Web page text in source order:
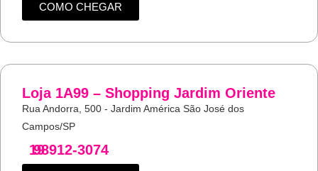
COMO CHEGAR
Loja 1A99 – Shopping Jardim Oriente
Rua Andorra, 500 - Jardim América São José dos
Campos/SP
19
98912-3074